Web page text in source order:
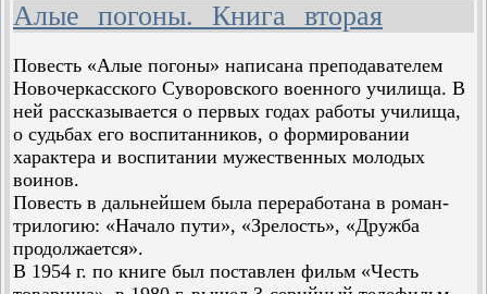
Алые погоны. Книга вторая
Повесть «Алые погоны» написана преподавателем
Новочеркасского Суворовского военного училища. В
ней рассказывается о первых годах работы училища,
о судьбах его воспитанников, о формировании
характера и воспитании мужественных молодых
воинов.
Повесть в дальнейшем была переработана в роман-
трилогию: «Начало пути», «Зрелость», «Дружба
продолжается».
В 1954 г. по книге был поставлен фильм «Честь